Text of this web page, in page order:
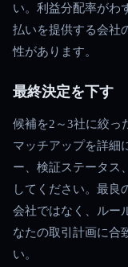
い。利益分配率がわ
払いを提供する会社
性があります。
最終決定を下す
候補を2～3社に絞っ
マッチアップを詳細
ー、検証ステータス
してください。最良
会社ではなく、ルー
なたの取引計画に合
い。